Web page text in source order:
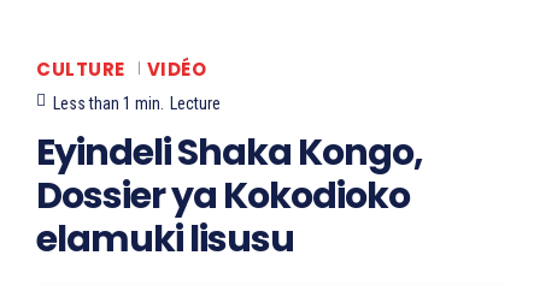
CULTURE VIDÉO
Less than 1 min. Lecture
Eyindeli Shaka Kongo,
Dossier ya Kokodioko
elamuki lisusu